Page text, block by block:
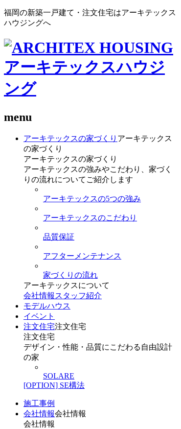
福岡の新築一戸建て・注文住宅はアーキテックス
ハウジングへ
menu
アーキテックスの家づくり アーキテックス
の家づくり
アーキテックスの家づくり
アーキテックスの強みやこだわり、家づく
りの流れについてご紹介します
アーキテックスの5つの強み
アーキテックスのこだわり
品質保証
アフターメンテナンス
家づくりの流れ
アーキテックスについて
会社情報 スタッフ紹介
モデルハウス
イベント
注文住宅注文住宅
注文住宅
デザイン・性能・品質にこだわる自由設計
の家
SOLARE
[OPTION] SE構法
施工事例
会社情報会社情報
会社情報